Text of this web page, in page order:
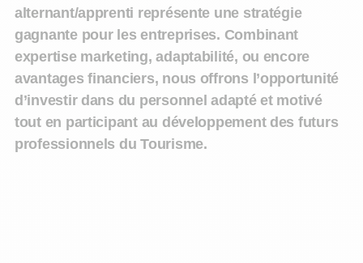
alternant/apprenti représente une stratégie
gagnante pour les entreprises. Combinant
expertise marketing, adaptabilité, ou encore
avantages financiers, nous offrons l’opportunité
d’investir dans du personnel adapté et motivé
tout en participant au développement des futurs
professionnels du Tourisme.